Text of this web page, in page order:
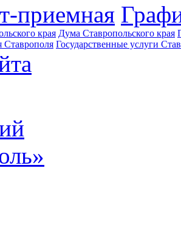
приемная
края Дума Ставропольского края
Ставрополя Государственные услуги